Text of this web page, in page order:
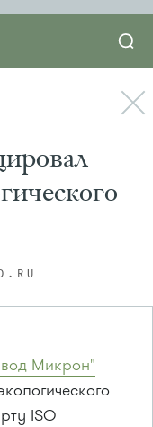
Микрон"
ISO